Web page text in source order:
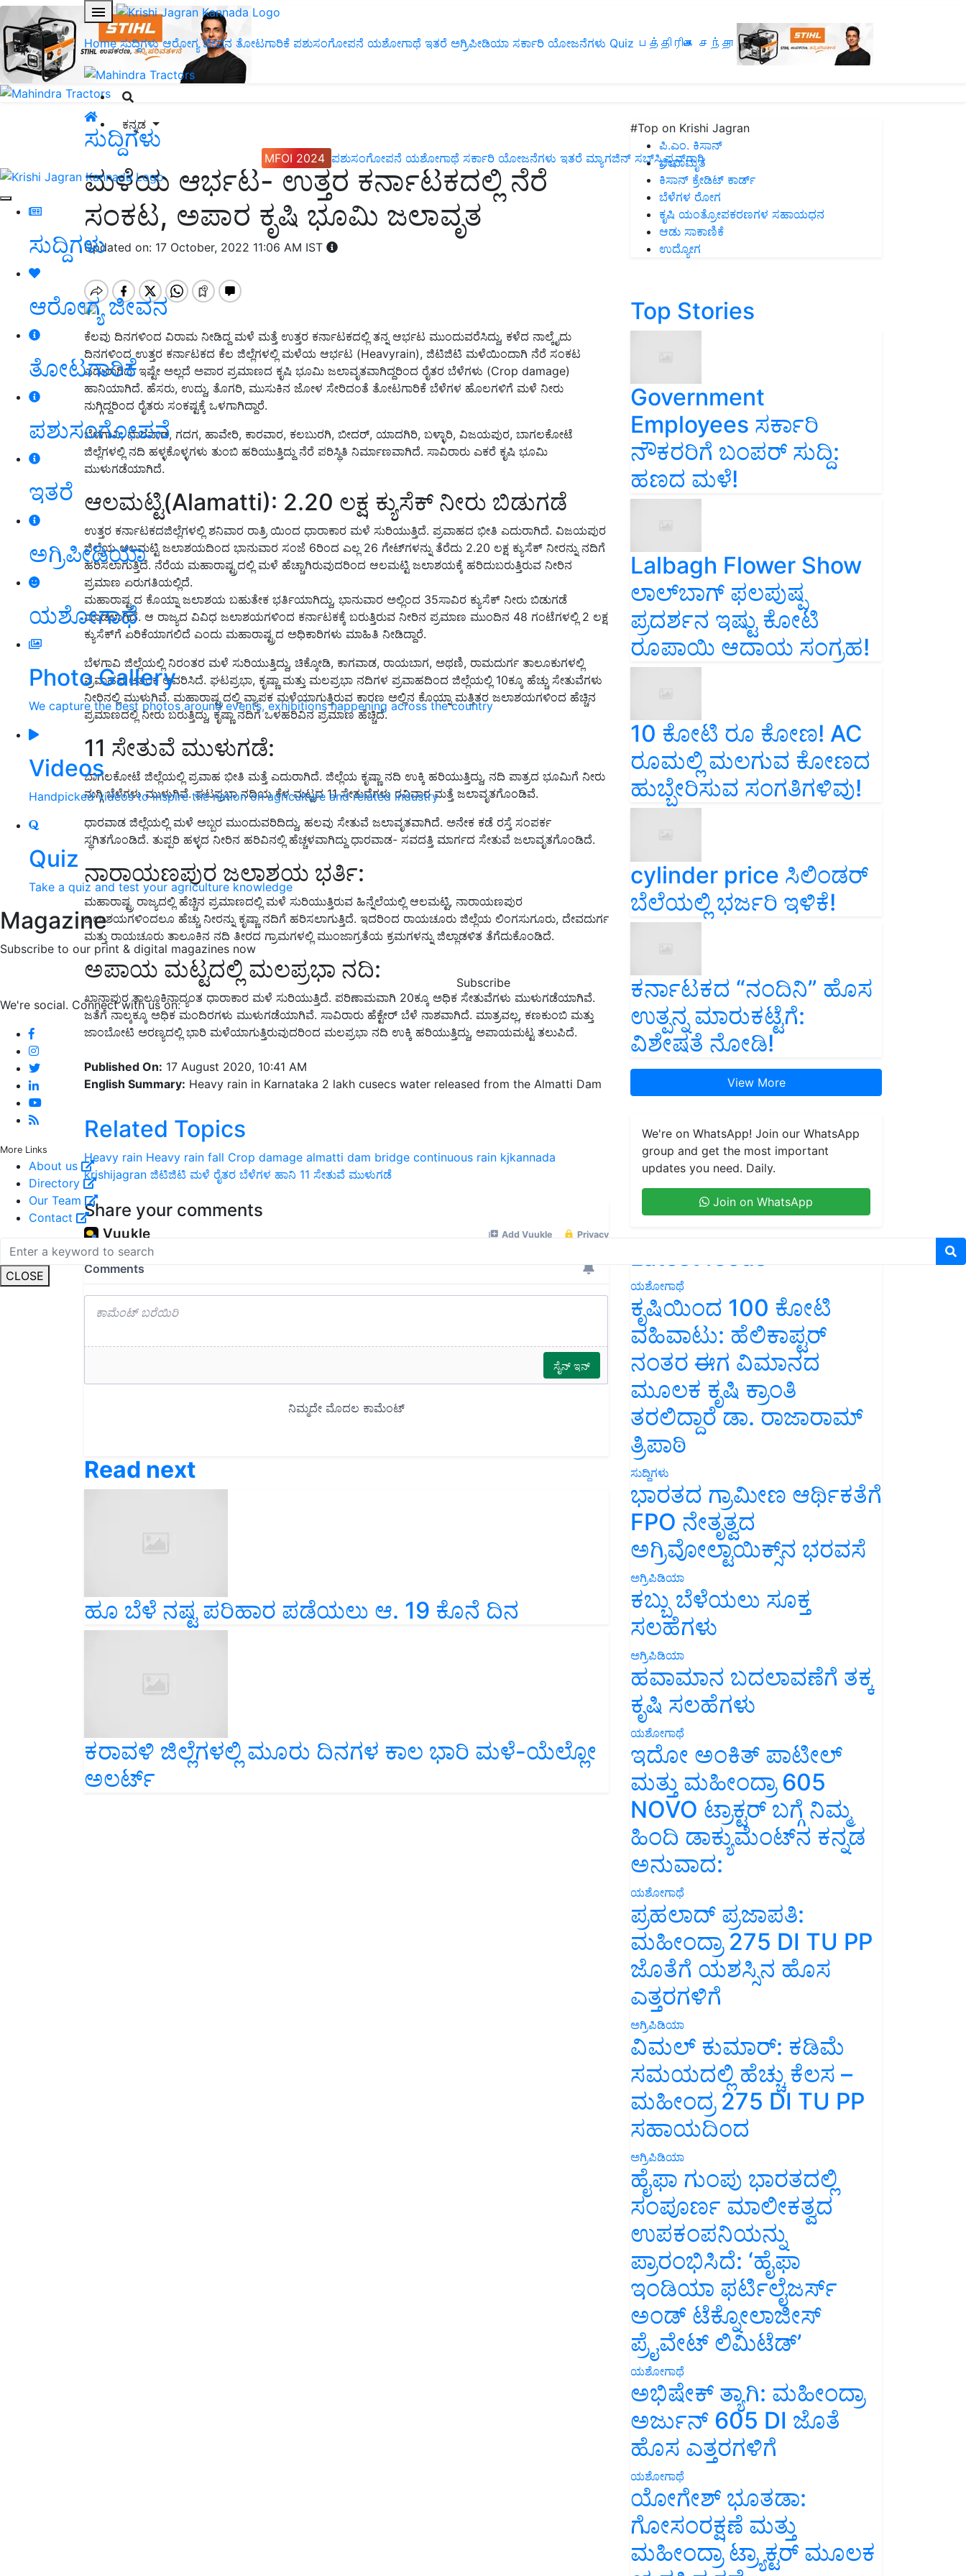
Home ಸುದ್ದಿಗಳು ಆರೋಗ್ಯ ಜೀವನ ತೋಟಗಾರಿಕೆ ಪಶುಸಂಗೋಪನೆ ಯಶೋಗಾಥೆ ಇತರೆ ಅಗ್ರಿಪೀಡಿಯಾ ಸರ್ಕಾರಿ ಯೋಜನೆಗಳು Quiz பத்திரிகை சந்தா
ಕನ್ನಡ
MFOI 2024 ಪಶುಸಂಗೋಪನೆ ಯಶೋಗಾಥೆ ಸರ್ಕಾರಿ ಯೋಜನೆಗಳು ಇತರೆ ಮ್ಯಾಗಜಿನ್‌ ಸಬ್‌ಸ್ಕ್ರಿಪ್ಷನ್‌ಗಾಗಿ
ಸುದ್ದಿಗಳು
ಆರೋಗ್ಯ ಜೀವನ
ತೋಟಗಾರಿಕೆ
ಪಶುಸಂಗೋಪನೆ
ಇತರೆ
ಅಗ್ರಿಪೀಡಿಯಾ
ಯಶೋಗಾಥೆ
Photo Gallery
We capture the best photos around events, exhibitions happening across the country
Videos
Handpicked videos to inspire the nation on agriculture and related industry
Quiz
Take a quiz and test your agriculture knowledge
Magazine
Subscribe to our print & digital magazines now
Subscribe
We're social. Connect with us on:
More Links
About us
Directory
Our Team
Contact
CLOSE
ಸುದ್ದಿಗಳು
ಮಳೆಯ ಆರ್ಭಟ- ಉತ್ತರ ಕರ್ನಾಟಕದಲ್ಲಿ ನೆರೆ
ಸಂಕಟ, ಅಪಾರ ಕೃಷಿ ಭೂಮಿ ಜಲಾವೃತ
Updated on: 17 October, 2022 11:06 AM IST
ಕೆಲವು ದಿನಗಳಿಂದ ವಿರಾಮ ನೀಡಿದ್ದ ಮಳೆ ಮತ್ತೆ ಉತ್ತರ ಕರ್ನಾಟಕದಲ್ಲಿ ತನ್ನ ಆರ್ಭಟ ಮುಂದುವರೆಸಿದ್ದು, ಕಳೆದ ನಾಲ್ಕೈದು
ದಿನಗಳಿಂದ ಉತ್ತರ ಕರ್ನಾಟಕದ ಕೆಲ ಜಿಲ್ಲೆಗಳಲ್ಲಿ ಮಳೆಯ ಆರ್ಭಟ (Heavyrain), ಜಿಟಿಜಿಟಿ ಮಳೆಯಿಂದಾಗಿ ನೆರೆ ಸಂಕಟ
ಎದುರಾಗಿದೆ. ಇಷ್ಟೇ ಅಲ್ಲದೆ ಅಪಾರ ಪ್ರಮಾಣದ ಕೃಷಿ ಭೂಮಿ ಜಲಾವೃತವಾಗಿದ್ದರಿಂದ ರೈತರ ಬೆಳೆಗಳು (Crop damage)
ಹಾನಿಯಾಗಿದೆ. ಹೆಸರು, ಉದ್ದು, ತೊಗರಿ, ಮುಸುಕಿನ ಜೋಳ ಸೇರಿದಂತೆ ತೋಟಗಾರಿಕೆ ಬೆಳೆಗಳ ಹೊಲಗಳಿಗೆ ಮಳೆ ನೀರು
ನುಗ್ಗಿದ್ದರಿಂದ ರೈತರು ಸಂಕಷ್ಟಕ್ಕೆ ಒಳಗಾಗಿದ್ದಾರೆ.
ಬೆಳಗಾವಿ, ಧಾರವಾಡ, ಗದಗ, ಹಾವೇರಿ, ಕಾರವಾರ, ಕಲಬುರಗಿ, ಬೀದರ್, ಯಾದಗಿರಿ, ಬಳ್ಳಾರಿ, ವಿಜಯಪುರ, ಬಾಗಲಕೋಟೆ
ಜಿಲ್ಲೆಗಳಲ್ಲಿ ನದಿ ಹಳ್ಳಕೊಳ್ಳಗಳು ತುಂಬಿ ಹರಿಯುತ್ತಿದ್ದು ನೆರೆ ಪರಿಸ್ಥಿತಿ ನಿರ್ಮಾಣವಾಗಿದೆ. ಸಾವಿರಾರು ಎಕರೆ ಕೃಷಿ ಭೂಮಿ
ಮುಳುಗಡೆಯಾಗಿದೆ.
ಆಲಮಟ್ಟಿ(Alamatti): 2.20 ಲಕ್ಷ ಕ್ಯುಸೆಕ್ ನೀರು ಬಿಡುಗಡೆ
ಉತ್ತರ ಕರ್ನಾಟಕದಜಿಲ್ಲೆಗಳಲ್ಲಿ ಶನಿವಾರ ರಾತ್ರಿ ಯಿಂದ ಧಾರಾಕಾರ ಮಳೆ ಸುರಿಯುತ್ತಿದೆ. ಪ್ರವಾಹದ ಭೀತಿ ಎದುರಾಗಿದೆ. ವಿಜಯಪುರ
ಜಿಲ್ಲೆಯ ಆಲಮಟ್ಟಿ ಜಲಾಶಯದಿಂದ ಭಾನುವಾರ ಸಂಜೆ 6ರಿಂದ ಎಲ್ಲ 26 ಗೇಟ್‌ಗಳನ್ನು ತೆರೆದು 2.20 ಲಕ್ಷ ಕ್ಯುಸೆಕ್‌ ನೀರನ್ನು ನದಿಗೆ
ಹರಿಸಲಾಗುತ್ತಿದೆ. ನೆರೆಯ ಮಹಾರಾಷ್ಟ್ರದಲ್ಲಿ ಮಳೆ ಹೆಚ್ಚಾಗಿರುವುದರಿಂದ ಆಲಮಟ್ಟಿ ಜಲಾಶಯಕ್ಕೆ ಹರಿದುಬರುತ್ತಿರುವ ನೀರಿನ
ಪ್ರಮಾಣ ಏರುಗತಿಯಲ್ಲಿದೆ.
ಮಹಾರಾಷ್ಟ್ರದ ಕೊಯ್ನಾ ಜಲಾಶಯ ಬಹುತೇಕ ಭರ್ತಿಯಾಗಿದ್ದು, ಭಾನುವಾರ ಅಲ್ಲಿಂದ 35ಸಾವಿರ ಕ್ಯುಸೆಕ್‌ ನೀರು ಬಿಡುಗಡೆ
ಮಾಡಲಾಗಿದೆ. ಆ ರಾಜ್ಯದ ವಿವಿಧ ಜಲಾಶಯಗಳಿಂದ ಕರ್ನಾಟಕಕ್ಕೆ ಬರುತ್ತಿರುವ ನೀರಿನ ಪ್ರಮಾಣ ಮುಂದಿನ 48 ಗಂಟೆಗಳಲ್ಲಿ 2 ಲಕ್ಷ
ಕ್ಯುಸೆಕ್‌ಗೆ ಏರಿಕೆಯಾಗಲಿದೆ ಎಂದು ಮಹಾರಾಷ್ಟ್ರದ ಅಧಿಕಾರಿಗಳು ಮಾಹಿತಿ ನೀಡಿದ್ದಾರೆ.
ಬೆಳಗಾವಿ ಜಿಲ್ಲೆಯಲ್ಲಿ ನಿರಂತರ ಮಳೆ ಸುರಿಯುತ್ತಿದ್ದು, ಚಿಕ್ಕೋಡಿ, ಕಾಗವಾಡ, ರಾಯಬಾಗ, ಅಥಣಿ, ರಾಮದುರ್ಗ ತಾಲೂಕುಗಳಲ್ಲಿ
ಪ್ರವಾಹದ ಆತಂಕ ಆವರಿಸಿದೆ. ಘಟಪ್ರಭಾ, ಕೃಷ್ಣಾ ಮತ್ತು ಮಲಪ್ರಭಾ ನದಿಗಳ ಪ್ರವಾಹದಿಂದ ಜಿಲ್ಲೆಯಲ್ಲಿ 10ಕ್ಕೂ ಹೆಚ್ಚು ಸೇತುವೆಗಳು
ನೀರಿನಲ್ಲಿ ಮುಳುಗಿವೆ. ಮಹಾರಾಷ್ಟ್ರದಲ್ಲಿ ವ್ಯಾಪಕ ಮಳೆಯಾಗುತ್ತಿರುವ ಕಾರಣ ಅಲ್ಲಿನ ಕೊಯ್ನಾ ಮತ್ತಿತರ ಜಲಾಶಯಗಳಿಂದ ಹೆಚ್ಚಿನ
ಪ್ರಮಾಣದಲ್ಲಿ ನೀರು ಬರುತ್ತಿದ್ದು, ಕೃಷ್ಣಾ ನದಿಗೆ ಒಳಹರಿವಿನ ಪ್ರಮಾಣ ಹೆಚ್ಚಿದೆ.
11 ಸೇತುವೆ ಮುಳುಗಡೆ:
ಬಾಗಲಕೋಟೆ ಜಿಲ್ಲೆಯಲ್ಲಿ ಪ್ರವಾಹ ಭೀತಿ ಮತ್ತೆ ಎದುರಾಗಿದೆ. ಜಿಲ್ಲೆಯ ಕೃಷ್ಣಾ ನದಿ ಉಕ್ಕಿ ಹರಿಯುತ್ತಿದ್ದು, ನದಿ ಪಾತ್ರದ ಭೂಮಿಗೆ ನೀರು
ನುಗ್ಗಿ ಬೆಳೆಗಳು ಮುಳುಗಿವೆ. ಘಟಪ್ರಭಾ ನದಿಯ ಕೆಳ ಮಟ್ಟದ 11 ಸೇತುವೆಗಳು ರವಿವಾರ ಮತ್ತೆ ಜಲಾವೃತಗೊಂಡಿವೆ.
ಧಾರವಾಡ ಜಿಲ್ಲೆಯಲ್ಲಿ ಮಳೆ ಅಬ್ಬರ ಮುಂದುವರಿದಿದ್ದು, ಹಲವು ಸೇತುವೆ ಜಲಾವೃತವಾಗಿದೆ. ಅನೇಕ ಕಡೆ ರಸ್ತೆ ಸಂಪರ್ಕ
ಸ್ಥಗಿತಗೊಂಡಿದೆ. ತುಪ್ಪರಿ ಹಳ್ಳದ ನೀರಿನ ಹರಿವಿನಲ್ಲಿ ಹೆಚ್ಚಳವಾಗಿದ್ದು ಧಾರವಾಡ- ಸವದತ್ತಿ ಮಾರ್ಗದ ಸೇತುವೆ ಜಲಾವೃತಗೊಂಡಿದೆ.
ನಾರಾಯಣಪುರ ಜಲಾಶಯ ಭರ್ತಿ:
ಮಹಾರಾಷ್ಟ್ರ ರಾಜ್ಯದಲ್ಲಿ ಹೆಚ್ಚಿನ ಪ್ರಮಾಣದಲ್ಲಿ ಮಳೆ ಸುರಿಯುತ್ತಿರುವ ಹಿನ್ನೆಲೆಯಲ್ಲಿ ಆಲಮಟ್ಟಿ, ನಾರಾಯಣಪುರ
ಜಲಾಶಯಗಳಿಂದಲೂ ಹೆಚ್ಚು ನೀರನ್ನು ಕೃಷ್ಣಾ ನದಿಗೆ ಹರಿಸಲಾಗುತ್ತಿದೆ. ಇದರಿಂದ ರಾಯಚೂರು ಜಿಲ್ಲೆಯ ಲಿಂಗಸುಗೂರು, ದೇವದುರ್ಗ
ಮತ್ತು ರಾಯಚೂರು ತಾಲೂಕಿನ ನದಿ ತೀರದ ಗ್ರಾಮಗಳಲ್ಲಿ ಮುಂಜಾಗ್ರತೆಯ ಕ್ರಮಗಳನ್ನು ಜಿಲ್ಲಾಡಳಿತ ತೆಗೆದುಕೊಂಡಿದೆ.
ಅಪಾಯ ಮಟ್ಟದಲ್ಲಿ ಮಲಪ್ರಭಾ ನದಿ:
ಖಾನಾಪುರ ತಾಲೂಕಿನಾದ್ಯಂತ ಧಾರಾಕಾರ ಮಳೆ ಸುರಿಯುತ್ತಿದೆ. ಪರಿಣಾಮವಾಗಿ 20ಕ್ಕೂ ಅಧಿಕ ಸೇತುವೆಗಳು ಮುಳುಗಡೆಯಾಗಿವೆ.
ಜತೆಗೆ ನಾಲ್ಕಕ್ಕೂ ಅಧಿಕ ಮಂದಿರಗಳು ಮುಳುಗಡೆಯಾಗಿವೆ. ಸಾವಿರಾರು ಹೆಕ್ಟೇರ್ ಬೆಳೆ ನಾಶವಾಗಿದೆ. ಮಾತ್ರವಲ್ಲ, ಕಣಕುಂಬಿ ಮತ್ತು
ಜಾಂಬೋಟಿ ಅರಣ್ಯದಲ್ಲಿ ಭಾರಿ ಮಳೆಯಾಗುತ್ತಿರುವುದರಿಂದ ಮಲಪ್ರಭಾ ನದಿ ಉಕ್ಕಿ ಹರಿಯುತ್ತಿದ್ದು, ಅಪಾಯಮಟ್ಟ ತಲುಪಿದೆ.
Published On: 17 August 2020, 10:41 AM
English Summary: Heavy rain in Karnataka 2 lakh cusecs water released from the Almatti Dam
Related Topics
Heavy rain Heavy rain fall Crop damage almatti dam bridge continuous rain kjkannada
krishijagran ಜಿಟಿಜಿಟಿ ಮಳೆ ರೈತರ ಬೆಳೆಗಳ ಹಾನಿ 11 ಸೇತುವೆ ಮುಳುಗಡೆ
Share your comments
Read next
ಹೂ ಬೆಳೆ ನಷ್ಟ ಪರಿಹಾರ ಪಡೆಯಲು ಆ. 19 ಕೊನೆ ದಿನ
ಕರಾವಳಿ ಜಿಲ್ಲೆಗಳಲ್ಲಿ ಮೂರು ದಿನಗಳ ಕಾಲ ಭಾರಿ ಮಳೆ-ಯೆಲ್ಲೋ
ಅಲರ್ಟ್
#Top on Krishi Jagran
ಪಿ.ಎಂ. ಕಿಸಾನ್
ಜೀವಾಮೃತ
ಕಿಸಾನ್ ಕ್ರೇಡಿಟ್ ಕಾರ್ಡ್
ಬೆಳೆಗಳ ರೋಗ
ಕೃಷಿ ಯಂತ್ರೋಪಕರಣಗಳ ಸಹಾಯಧನ
ಆಡು ಸಾಕಾಣಿಕೆ
ಉದ್ಯೋಗ
Top Stories
Government
Employees ಸರ್ಕಾರಿ
ನೌಕರರಿಗೆ ಬಂಪರ್‌ ಸುದ್ದಿ:
ಹಣದ ಮಳೆ!
Lalbagh Flower Show
ಲಾಲ್‌ಬಾಗ್ ಫಲಪುಷ್ಪ
ಪ್ರದರ್ಶನ ಇಷ್ಟು ಕೋಟಿ
ರೂಪಾಯಿ ಆದಾಯ ಸಂಗ್ರಹ!
10 ಕೋಟಿ ರೂ ಕೋಣ! AC
ರೂಮಲ್ಲಿ ಮಲಗುವ ಕೋಣದ
ಹುಬ್ಬೇರಿಸುವ ಸಂಗತಿಗಳಿವು!
cylinder price ಸಿಲಿಂಡರ್‌
ಬೆಲೆಯಲ್ಲಿ ಭರ್ಜರಿ ಇಳಿಕೆ!
ಕರ್ನಾಟಕದ “ನಂದಿನಿ” ಹೊಸ
ಉತ್ಪನ್ನ ಮಾರುಕಟ್ಟೆಗೆ:
ವಿಶೇಷತೆ ನೋಡಿ!
View More
We're on WhatsApp! Join our WhatsApp
group and get the most important
updates you need. Daily.
Join on WhatsApp
Latest feeds
ಯಶೋಗಾಥೆ
ಕೃಷಿಯಿಂದ 100 ಕೋಟಿ
ವಹಿವಾಟು: ಹೆಲಿಕಾಪ್ಟರ್
ನಂತರ ಈಗ ವಿಮಾನದ
ಮೂಲಕ ಕೃಷಿ ಕ್ರಾಂತಿ
ತರಲಿದ್ದಾರೆ ಡಾ. ರಾಜಾರಾಮ್
ತ್ರಿಪಾಠಿ
ಸುದ್ದಿಗಳು
ಭಾರತದ ಗ್ರಾಮೀಣ ಆರ್ಥಿಕತೆಗೆ
FPO ನೇತೃತ್ವದ
ಅಗ್ರಿವೋಲ್ಟಾಯಿಕ್ಸ್‌ನ ಭರವಸೆ
ಅಗ್ರಿಪಿಡಿಯಾ
ಕಬ್ಬು ಬೆಳೆಯಲು ಸೂಕ್ತ
ಸಲಹೆಗಳು
ಅಗ್ರಿಪಿಡಿಯಾ
ಹವಾಮಾನ ಬದಲಾವಣೆಗೆ ತಕ್ಕ
ಕೃಷಿ ಸಲಹೆಗಳು
ಯಶೋಗಾಥೆ
ಇದೋ ಅಂಕಿತ್ ಪಾಟೀಲ್
ಮತ್ತು ಮಹೀಂದ್ರಾ 605
NOVO ಟ್ರಾಕ್ಟರ್ ಬಗ್ಗೆ ನಿಮ್ಮ
ಹಿಂದಿ ಡಾಕ್ಯುಮೆಂಟ್‌ನ ಕನ್ನಡ
ಅನುವಾದ:
ಯಶೋಗಾಥೆ
ಪ್ರಹಲಾದ್ ಪ್ರಜಾಪತಿ:
ಮಹೀಂದ್ರಾ 275 DI TU PP
ಜೊತೆಗೆ ಯಶಸ್ಸಿನ ಹೊಸ
ಎತ್ತರಗಳಿಗೆ
ಅಗ್ರಿಪಿಡಿಯಾ
ವಿಮಲ್ ಕುಮಾರ್: ಕಡಿಮೆ
ಸಮಯದಲ್ಲಿ ಹೆಚ್ಚು ಕೆಲಸ –
ಮಹೀಂದ್ರ 275 DI TU PP
ಸಹಾಯದಿಂದ
ಅಗ್ರಿಪಿಡಿಯಾ
ಹೈಫಾ ಗುಂಪು ಭಾರತದಲ್ಲಿ
ಸಂಪೂರ್ಣ ಮಾಲೀಕತ್ವದ
ಉಪಕಂಪನಿಯನ್ನು
ಪ್ರಾರಂಭಿಸಿದೆ: ‘ಹೈಫಾ
ಇಂಡಿಯಾ ಫರ್ಟಿಲೈಜರ್ಸ್
ಅಂಡ್ ಟೆಕ್ನೋಲಾಜೀಸ್
ಪ್ರೈವೇಟ್ ಲಿಮಿಟೆಡ್’
ಯಶೋಗಾಥೆ
ಅಭಿಷೇಕ್ ತ್ಯಾಗಿ: ಮಹೀಂದ್ರಾ
ಅರ್ಜುನ್ 605 DI ಜೊತೆ
ಹೊಸ ಎತ್ತರಗಳಿಗೆ
ಯಶೋಗಾಥೆ
ಯೋಗೇಶ್ ಭೂತಡಾ:
ಗೋಸಂರಕ್ಷಣೆ ಮತ್ತು
ಮಹೀಂದ್ರಾ ಟ್ರ್ಯಾಕ್ಟರ್ ಮೂಲಕ